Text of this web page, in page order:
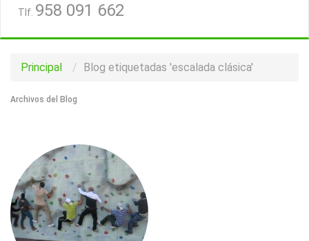
Tlf. 958 091 662
Principal Blog etiquetadas 'escalada clásica'
Archivos del Blog